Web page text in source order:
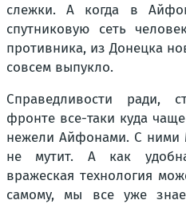
слежки. А когда в
спутниковую сеть
противника, из Донецка
совсем выпукло.
Справедливости ради,
фронте все-таки куда
нежели Айфонами. С ними
не мутит. А как
вражеская технология
самому, мы все уже